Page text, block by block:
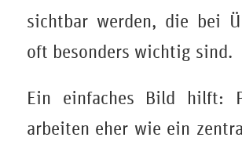
sichtbar werden, die bei
oft besonders wichtig sind.
Ein einfaches Bild hilft:
arbeiten eher wie ein